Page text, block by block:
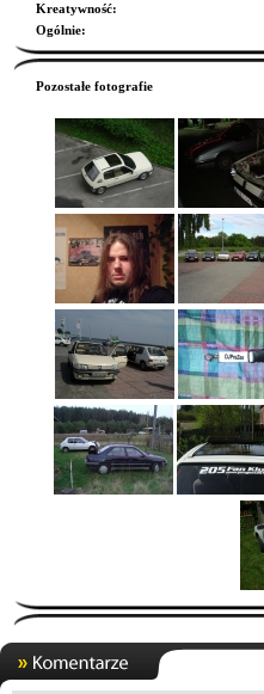
Kreatywność:
Ogólnie:
Pozostałe fotografie